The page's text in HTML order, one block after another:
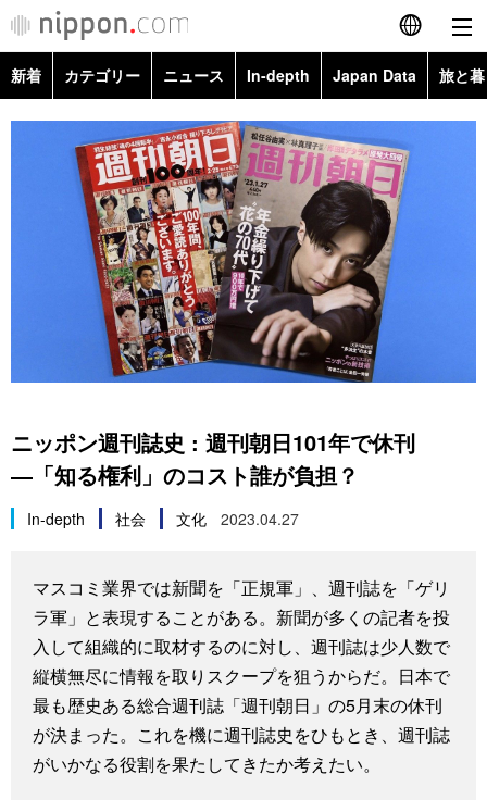
English
简体字
繁體字
Français
Español
العربية
カテゴリー
政治・外交
経済・ビジネス
社会
文化
科学・技術
暮らし
スポーツ・東京2020
旅と暮らし
動画/Live
Books
Cinema
Topics
Images
新着 カテゴリー ニュース In-depth Japan Data 旅と
政治・外交
経済・ビジネス
国際・海外
暮らし
スポーツ・東京2020
Topics
Images
ニッポン週刊誌史 : 週刊朝日101年で休刊
―「知る権利」のコスト誰が負担？
In-depth 社会 文化 2023.04.27
マスコミ業界では新聞を「正規軍」、週刊誌を「ゲリ
ラ軍」と表現することがある。新聞が多くの記者を投
入して組織的に取材するのに対し、週刊誌は少人数で
縦横無尽に情報を取りスクープを狙うからだ。日本で
最も歴史ある総合週刊誌「週刊朝日」の5月末の休刊
が決まった。これを機に週刊誌史をひもとき、週刊誌
がいかなる役割を果たしてきたか考えたい。